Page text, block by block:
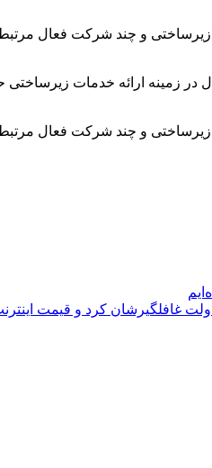
و چند شرکت فعال مرتبط
ارائه خدمات زیرساختی
و چند شرکت فعال مرتبط
غافلگیرشان کرد و قیمت